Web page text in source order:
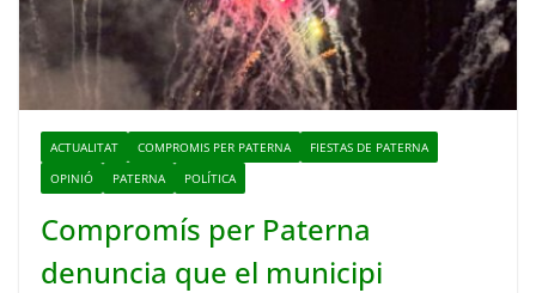
ACTUALITAT COMPROMIS PER PATERNA
FIESTAS DE PATERNA
OPINIÓ
PATERNA POLÍTICA
Compromís per Paterna
denuncia que el municipi